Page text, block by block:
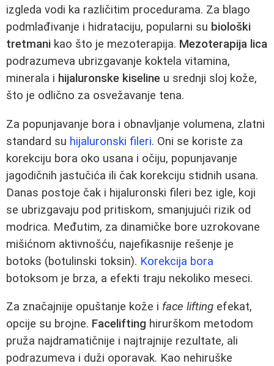
izgleda vodi ka različitim procedurama. Za blago
podmlađivanje i hidrataciju, popularni su biološki
tretmani kao što je mezoterapija. Mezoterapija lica
podrazumeva ubrizgavanje koktela vitamina,
minerala i hijaluronske kiseline u srednji sloj kože,
što je odlično za osvežavanje tena.
Za popunjavanje bora i obnavljanje volumena, zlatni
standard su hijaluronski fileri. Oni se koriste za
korekciju bora oko usana i očiju, popunjavanje
jagodičnih jastučića ili čak korekciju stidnih usana.
Danas postoje čak i hijaluronski fileri bez igle, koji
se ubrizgavaju pod pritiskom, smanjujući rizik od
modrica. Međutim, za dinamičke bore uzrokovane
mišićnom aktivnošću, najefikasnije rešenje je
botoks (botulinski toksin). Korekcija bora
botoksom je brza, a efekti traju nekoliko meseci.
Za značajnije opuštanje kože i face lifting efekat,
opcije su brojne. Facelifting hirurškom metodom
pruža najdramatičnije i najtrajnije rezultate, ali
podrazumeva i duži oporavak. Kao nehiruške